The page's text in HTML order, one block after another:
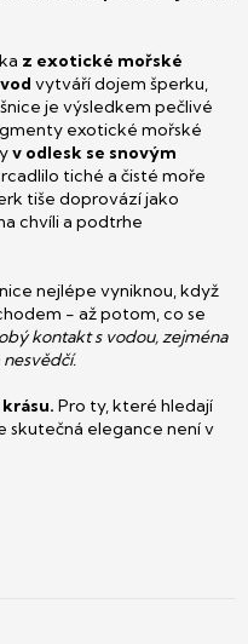
z exotické mořské
vytváří dojem šperku,
je výsledkem pečlivé
exotické mořské
v odlesk se snovým
tiché a čisté moře
tiše doprovází jako
chvíli a podtrhe
nejlépe vyniknou, když
- až potom, co se
kontakt s vodou, zejména
Pro ty, které hledají
skutečná elegance není v